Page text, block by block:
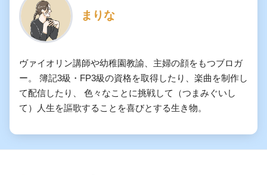
まりな
ヴァイオリン講師や幼稚園教諭、主婦の顔をもつブロガ
ー。 簿記3級・FP3級の資格を取得したり、楽曲を制作し
て配信したり、 色々なことに挑戦して（つまみぐいし
て）人生を謳歌することを喜びとする生き物。